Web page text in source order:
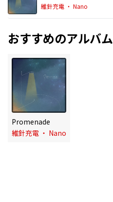
維針充電 ・ Nano
おすすめのアルバム
Promenade
維針充電 ・ Nano